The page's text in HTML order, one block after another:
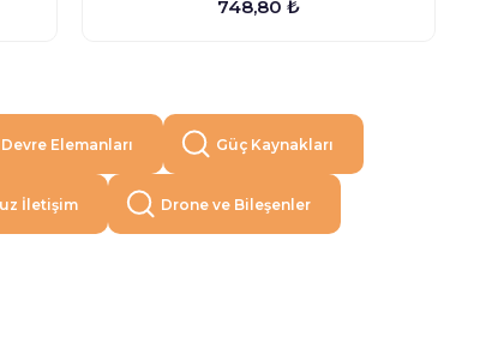
748,80 ₺
Devre Elemanları Güç Kaynakları
İletişim Drone ve Bileşenler